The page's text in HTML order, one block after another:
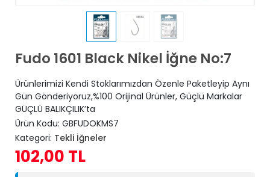
Fudo 1601 Black Nikel İğne No:7
Ürünlerimizi Kendi Stoklarımızdan Özenle Paketleyip Aynı
Gün Gönderiyoruz,%100 Orijinal Ürünler, Güçlü Markalar
GÜÇLÜ BALIKÇILIK’ta
Ürün Kodu: GBFUDOKMS7
Kategori: Tekli İğneler
102,00 TL